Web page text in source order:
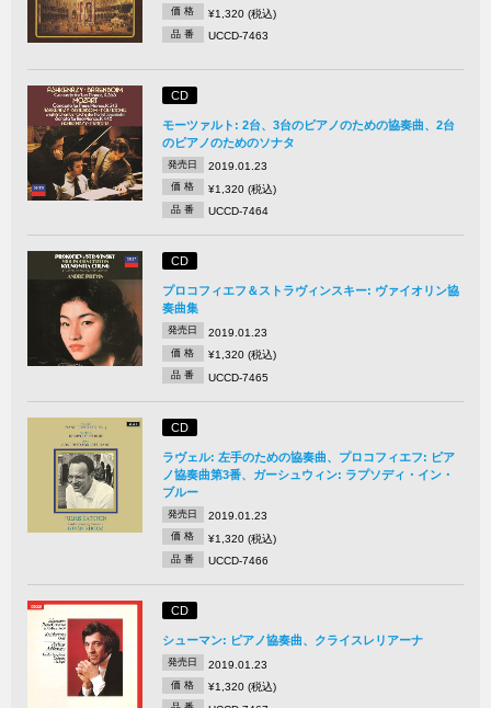
価 格 ¥1,320 (税込)
品 番 UCCD-7463
CD
モーツァルト: 2台、3台のピアノのための協奏曲、2台
のピアノのためのソナタ
発売日 2019.01.23
価 格 ¥1,320 (税込)
品 番 UCCD-7464
CD
プロコフィエフ＆ストラヴィンスキー: ヴァイオリン協
奏曲集
発売日 2019.01.23
価 格 ¥1,320 (税込)
品 番 UCCD-7465
CD
ラヴェル: 左手のための協奏曲、プロコフィエフ: ピア
ノ協奏曲第3番、ガーシュウィン: ラプソディ・イン・
ブルー
発売日 2019.01.23
価 格 ¥1,320 (税込)
品 番 UCCD-7466
CD
シューマン: ピアノ協奏曲、クライスレリアーナ
発売日 2019.01.23
価 格 ¥1,320 (税込)